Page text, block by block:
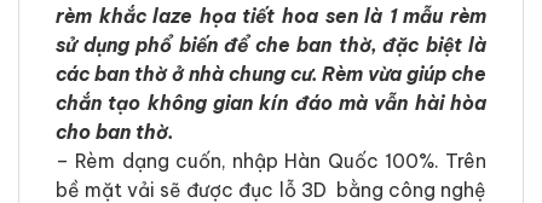
rèm khắc laze họa tiết hoa sen là 1 mẫu rèm
sử dụng phổ biến để che ban thờ, đặc biệt là
các ban thờ ở nhà chung cư. Rèm vừa giúp che
chắn tạo không gian kín đáo mà vẫn hài hòa
cho ban thờ.
– Rèm dạng cuốn, nhập Hàn Quốc 100%. Trên
bề mặt vải sẽ được đục lỗ 3D bằng công nghệ